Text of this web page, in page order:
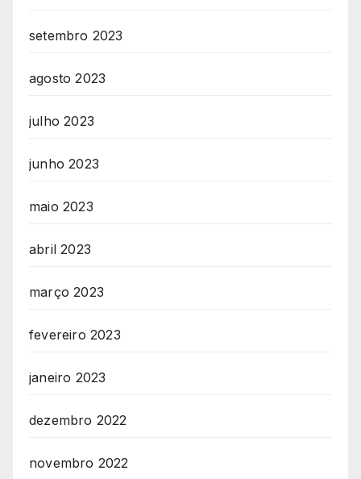
setembro 2023
agosto 2023
julho 2023
junho 2023
maio 2023
abril 2023
março 2023
fevereiro 2023
janeiro 2023
dezembro 2022
novembro 2022